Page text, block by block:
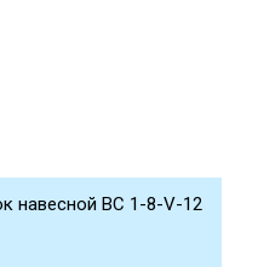
навесной ВС 1-8-V-12